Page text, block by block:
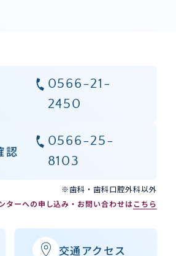
0566-21-
2450
認
0566-25-
8103
※歯科・歯科口腔外科以外
ターへの申し込み・お問い合わせはこちら
交通アクセス